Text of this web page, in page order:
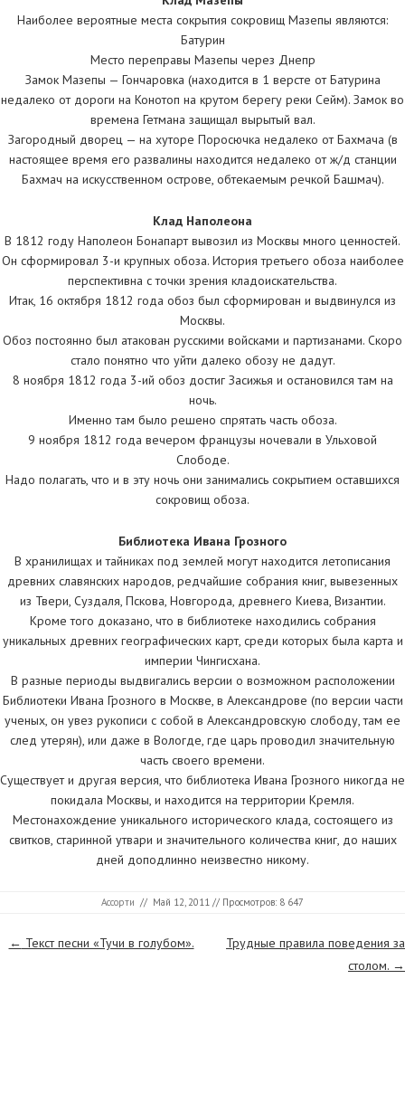
Наиболее вероятные места сокрытия сокровищ Мазепы являются:
Батурин
Место переправы Мазепы через Днепр
Замок Мазепы — Гончаровка (находится в 1 версте от Батурина
недалеко от дороги на Конотоп на крутом берегу реки Сейм). Замок во
времена Гетмана защищал вырытый вал.
Загородный дворец — на хуторе Поросючка недалеко от Бахмача (в
настоящее время его развалины находится недалеко от ж/д станции
Бахмач на искусственном острове, обтекаемым речкой Башмач).
Клад Наполеона
В 1812 году Наполеон Бонапарт вывозил из Москвы много ценностей.
Он сформировал 3-и крупных обоза. История третьего обоза наиболее
перспективна с точки зрения кладоискательства.
Итак, 16 октября 1812 года обоз был сформирован и выдвинулся из
Москвы.
Обоз постоянно был атакован русскими войсками и партизанами. Скоро
стало понятно что уйти далеко обозу не дадут.
8 ноября 1812 года 3-ий обоз достиг Засижья и остановился там на
ночь.
Именно там было решено спрятать часть обоза.
9 ноября 1812 года вечером французы ночевали в Ульховой
Слободе.
Надо полагать, что и в эту ночь они занимались сокрытием оставшихся
сокровищ обоза.
Библиотека Ивана Грозного
В хранилищах и тайниках под землей могут находится летописания
древних славянских народов, редчайшие собрания книг, вывезенных
из Твери, Суздаля, Пскова, Новгорода, древнего Киева, Византии.
Кроме того доказано, что в библиотеке находились собрания
уникальных древних географических карт, среди которых была карта и
империи Чингисхана.
В разные периоды выдвигались версии о возможном расположении
Библиотеки Ивана Грозного в Москве, в Александрове (по версии части
ученых, он увез рукописи с собой в Александровскую слободу, там ее
след утерян), или даже в Вологде, где царь проводил значительную
часть своего времени.
Существует и другая версия, что библиотека Ивана Грозного никогда не
покидала Москвы, и находится на территории Кремля.
Местонахождение уникального исторического клада, состоящего из
свитков, старинной утвари и значительного количества книг, до наших
дней доподлинно неизвестно никому.
Ассорти // Май 12, 2011 // Просмотров: 8 647
Страницы
← Текст песни «Тучи в голубом».
Трудные правила поведения за
столом. →